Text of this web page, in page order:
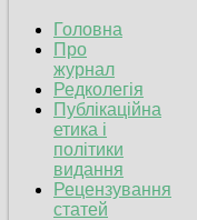
Головна
Про
журнал
Редколегія
Публікаційна
етика і
політики
видання
Рецензування
статей